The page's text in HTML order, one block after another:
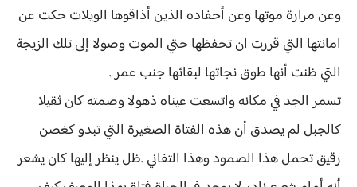
وعن مرارة موتها وعن أحفاده الذين أذاقوها الويلات حكت عن
امانتها التي قررت ان تحفظها حتي الموت وصولا إلى تلك الزيجة
التي ظنت أنها طوق نجاتها لبقائها جنب عمر .
تسمر الجد في مكانه واتسعت عيناه ذهولا وصمته كان ثقيلا
كالجبل لم يصدق أن هذه الفتاة الصغيرة التي تبدو كغصن
رقيق تحمل هذا الصمود وهذا التفاني .ظل ينظر إليها كان يشعر